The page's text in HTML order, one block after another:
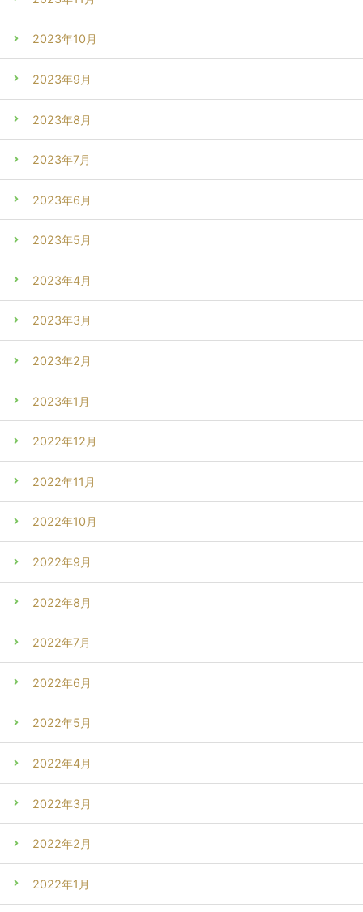
2023年10月
2023年9月
2023年8月
2023年7月
2023年6月
2023年5月
2023年4月
2023年3月
2023年2月
2023年1月
2022年12月
2022年11月
2022年10月
2022年9月
2022年8月
2022年7月
2022年6月
2022年5月
2022年4月
2022年3月
2022年2月
2022年1月